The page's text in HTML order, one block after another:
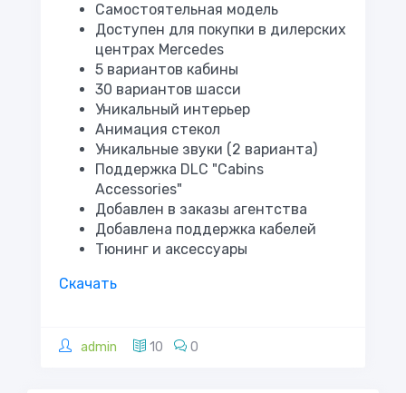
Самостоятельная модель
Доступен для покупки в дилерских
центрах Mercedes
5 вариантов кабины
30 вариантов шасси
Уникальный интерьер
Анимация стекол
Уникальные звуки (2 варианта)
Поддержка DLC "Cabins
Accessories"
Добавлен в заказы агентства
Добавлена поддержка кабелей
Тюнинг и аксессуары
Скачать
admin 10 0